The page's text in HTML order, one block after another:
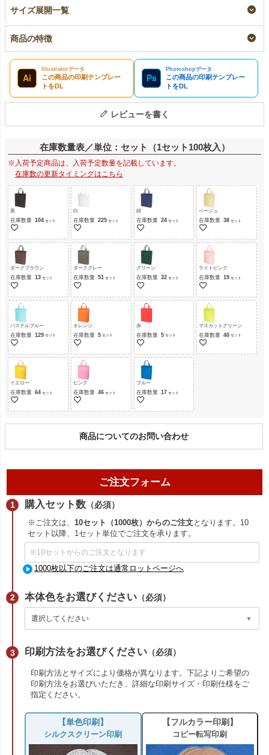
サイズ展開一覧
商品の特徴
Ai
Illustratorデータ
この商品の印刷テンプレー
トをDL
Ps
Photoshopデータ
この商品の印刷テンプレー
トをDL
レビューを書く
在庫数量表／単位：セット（1セット100枚入）
※入荷予定商品は、入荷予定数量を記載しています。
在庫数の更新タイミングはこちら
黒
在庫数量 104
白
在庫数量 225
紺
在庫数量 24
ベージュ
在庫数量 38
ダークブラウン
在庫数量 13
ダークグレー
在庫数量 51
グリーン
在庫数量 32
ライトピンク
在庫数量 19
パステルブルー
在庫数量 129
オレンジ
在庫数量 5
赤
在庫数量 5
マスカットグリーン
在庫数量 40
イエロー
在庫数量 64
ピンク
在庫数量 46
ブルー
在庫数量 17
商品についてのお問い合わせ
ご注文フォーム
購入セット数 （必須）
※ご注文は、 10セット（1000枚）からのご注文となります。10
セット以降、1セット単位でご注文を承ります。
1000枚以下のご注文は通常ロットページへ
本体色をお選びください （必須）
印刷方法をお選びください （必須）
印刷方法とサイズにより価格が異なります。下記よりご希望の
印刷方法をお選びいただき、詳細な印刷サイズ・印刷仕様をご
指定ください。
【単色印刷】
シルクスクリーン印刷
【フルカラー印刷】
コピー転写印刷